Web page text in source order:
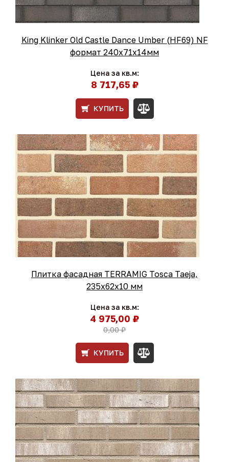
King Klinker Old Castle Dance Umber (HF69) NF
формат 240x71x14мм
Цена за кв.м:
8 717,65 ₽
КУПИТЬ
Плитка фасадная TERRAMIG Tosca Taeja,
235х62х10 мм
Цена за кв.м:
4 975,00 ₽
0,00 ₽
КУПИТЬ